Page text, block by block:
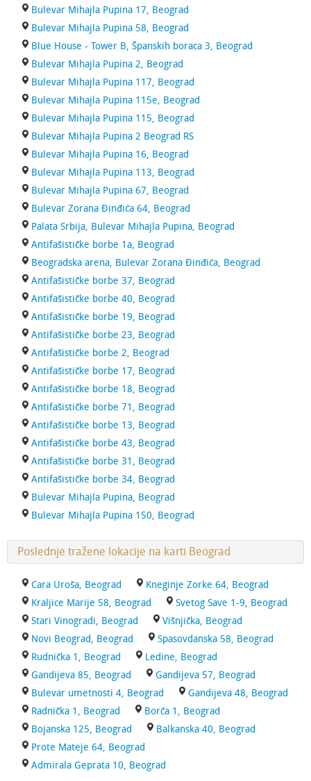
Bulevar Mihajla Pupina 17, Beograd
Bulevar Mihajla Pupina 58, Beograd
Blue House - Tower B, Španskih boraca 3, Beograd
Bulevar Mihajla Pupina 2, Beograd
Bulevar Mihajla Pupina 117, Beograd
Bulevar Mihajla Pupina 115e, Beograd
Bulevar Mihajla Pupina 115, Beograd
Bulevar Mihajla Pupina 2 Beograd RS
Bulevar Mihajla Pupina 16, Beograd
Bulevar Mihajla Pupina 113, Beograd
Bulevar Mihajla Pupina 67, Beograd
Bulevar Zorana Đinđića 64, Beograd
Palata Srbija, Bulevar Mihajla Pupina, Beograd
Antifašističke borbe 1a, Beograd
Beogradska arena, Bulevar Zorana Đinđića, Beograd
Antifašističke borbe 37, Beograd
Antifašističke borbe 40, Beograd
Antifašističke borbe 19, Beograd
Antifašističke borbe 23, Beograd
Antifašističke borbe 2, Beograd
Antifašističke borbe 17, Beograd
Antifašističke borbe 18, Beograd
Antifašističke borbe 71, Beograd
Antifašističke borbe 13, Beograd
Antifašističke borbe 43, Beograd
Antifašističke borbe 31, Beograd
Antifašističke borbe 34, Beograd
Bulevar Mihajla Pupina, Beograd
Bulevar Mihajla Pupina 150, Beograd
Poslednje tražene lokacije na karti Beograd
Cara Uroša, Beograd
Kneginje Zorke 64, Beograd
Kraljice Marije 58, Beograd
Svetog Save 1-9, Beograd
Stari Vinogradi, Beograd
Višnjička, Beograd
Novi Beograd, Beograd
Spasovdanska 58, Beograd
Rudnička 1, Beograd
Ledine, Beograd
Gandijeva 85, Beograd
Gandijeva 57, Beograd
Bulevar umetnosti 4, Beograd
Gandijeva 48, Beograd
Radnička 1, Beograd
Borča 1, Beograd
Bojanska 125, Beograd
Balkanska 40, Beograd
Prote Mateje 64, Beograd
Admirala Geprata 10, Beograd